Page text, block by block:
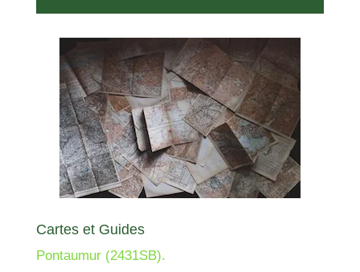
Cartes et Guides
Pontaumur (2431SB).